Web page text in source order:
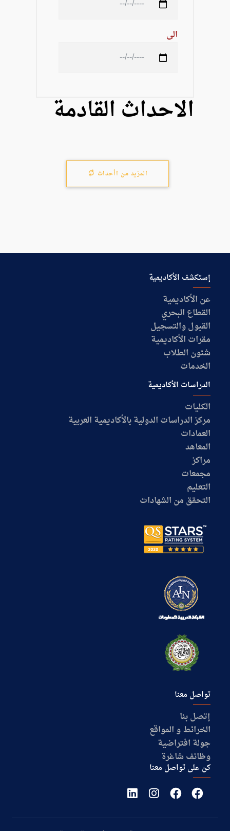
الإستشارات
الكليات
المراكز المعاهد المجمعاتالعمادات
الى
الاحداث القادمة
المزيد من اأحداث
إستكشف الأكاديمية
عن الأكاديمية
القطاع البحري
القبول والتسجيل
مقرات الأكاديمية
شئون الطلاب
الخدمات
الدراسات الأكاديمية
الكليات
مركز الدراسات الدولية بالأكاديمية العربية
العمادات
المعاهد
مراكز
مجمعات
التعليم
التحقق من الشهادات
تواصل معنا
إتصل بنا
الخرائط و المواقع
جولة افتراضية
وظائف شاغرة
كن على تواصل معنا